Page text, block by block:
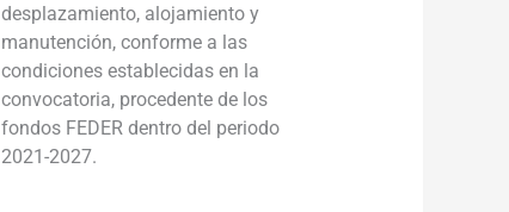
desplazamiento, alojamiento y
manutención, conforme a las
condiciones establecidas en la
convocatoria, procedente de los
fondos FEDER dentro del periodo
2021-2027.